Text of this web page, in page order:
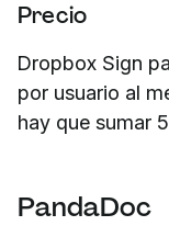
Precio
Dropbox Sign
por usuario al
hay que sumar
PandaDoc